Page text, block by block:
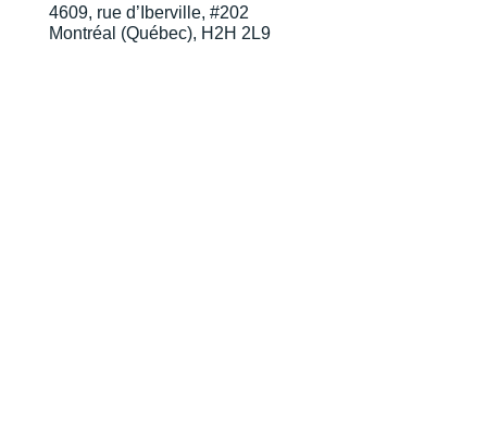
4609, rue d’Iberville, #202
Montréal (Québec), H2H 2L9